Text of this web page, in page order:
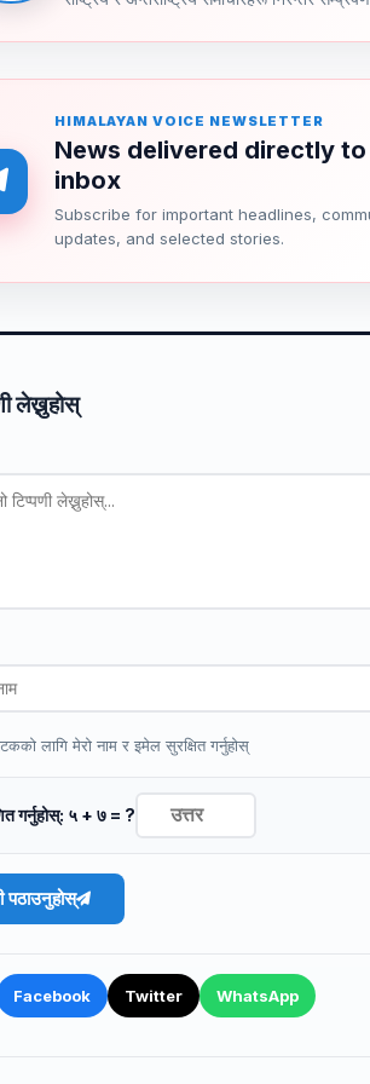
HIMALAYAN VOICE NEWSLETTER
News delivered directly
inbox
Subscribe for important headlines,
updates, and selected stories.
लेख्नुहोस्
लागि मेरो नाम र इमेल सुरक्षित गर्नुहोस्
गर्नुहोस्: ५ + ७ = ?
पठाउनुहोस्
Facebook Twitter WhatsApp